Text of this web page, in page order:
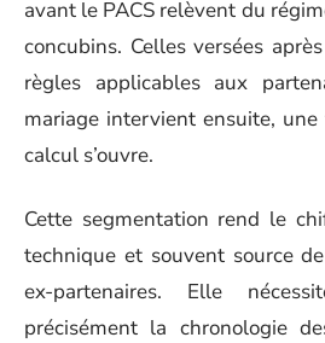
avant le PACS relèvent du
concubins. Celles versées
règles applicables aux
mariage intervient ensuite,
calcul s’ouvre.
Cette segmentation rend le
technique et souvent source
ex-partenaires. Elle
précisément la chronologie